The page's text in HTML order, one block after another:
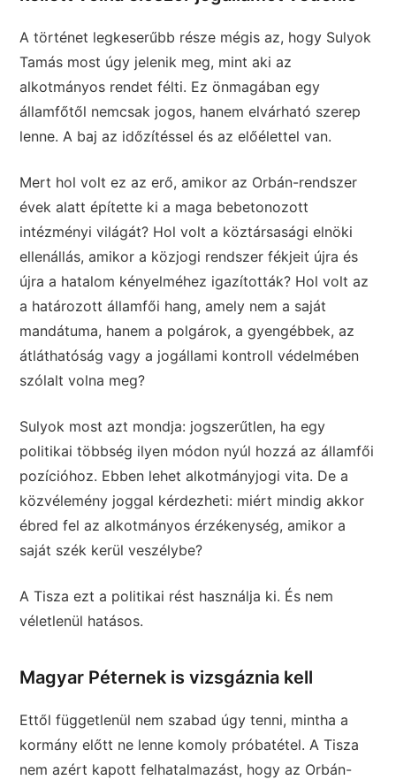
A történet legkeserűbb része mégis az, hogy Sulyok
Tamás most úgy jelenik meg, mint aki az
alkotmányos rendet félti. Ez önmagában egy
államfőtől nemcsak jogos, hanem elvárható szerep
lenne. A baj az időzítéssel és az előélettel van.
Mert hol volt ez az erő, amikor az Orbán-rendszer
évek alatt építette ki a maga bebetonozott
intézményi világát? Hol volt a köztársasági elnöki
ellenállás, amikor a közjogi rendszer fékjeit újra és
újra a hatalom kényelméhez igazították? Hol volt az
a határozott államfői hang, amely nem a saját
mandátuma, hanem a polgárok, a gyengébbek, az
átláthatóság vagy a jogállami kontroll védelmében
szólalt volna meg?
Sulyok most azt mondja: jogszerűtlen, ha egy
politikai többség ilyen módon nyúl hozzá az államfői
pozícióhoz. Ebben lehet alkotmányjogi vita. De a
közvélemény joggal kérdezheti: miért mindig akkor
ébred fel az alkotmányos érzékenység, amikor a
saját szék kerül veszélybe?
A Tisza ezt a politikai rést használja ki. És nem
véletlenül hatásos.
Magyar Péternek is vizsgáznia kell
Ettől függetlenül nem szabad úgy tenni, mintha a
kormány előtt ne lenne komoly próbatétel. A Tisza
nem azért kapott felhatalmazást, hogy az Orbán-